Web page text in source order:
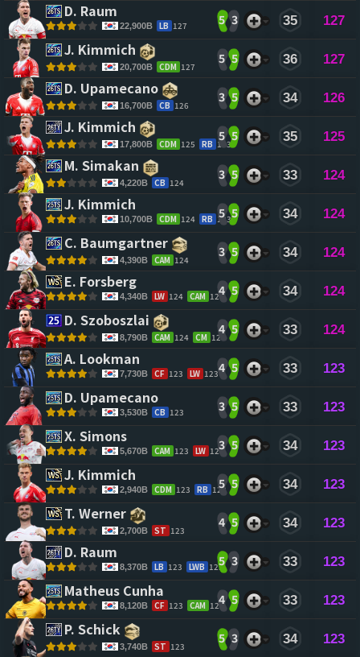
D. Raum
22,900B LB 127 5 3 35 127
J. Kimmich
20,700B CDM 127
5 5 36 127
D. Upamecano
16,700B CB 126
3 5 34 126
J. Kimmich
17,800B CDM 125 RB 123
5 5 35 125
M. Simakan
4,220B CB 124
3 5 33 124
J. Kimmich
10,700B CDM 124 RB 123
5 5 34 124
C. Baumgartner
4,390B CAM 124
3 5 34 124
E. Forsberg
4,340B LW 124 CAM 124
4 5 34 124
D. Szoboszlai
8,790B CAM 124 CM 120
4 5 33 124
A. Lookman
7,730B CF 123 LW 1234 5 33 123
D. Upamecano
3,530B CB 123 3 5 33 123
X. Simons
5,670B CAM 123 LW 123
3 5 34 123
J. Kimmich
2,940B CDM 123 RB 122
5 5 34 123
T. Werner
2,700B ST 123
4 5 34 123
D. Raum
8,370B LB 123 LWB 1235 3 33 123
Matheus Cunha
8,120B CF 123 CAM 123
4 5 33 123
P. Schick
3,740B ST 123
5 3 34 123